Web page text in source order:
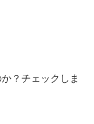
？チェックしま